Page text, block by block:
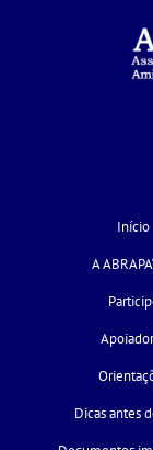
Início
A
Dicas antes